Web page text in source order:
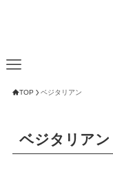
TOP ベジタリアン
ベジタリアン